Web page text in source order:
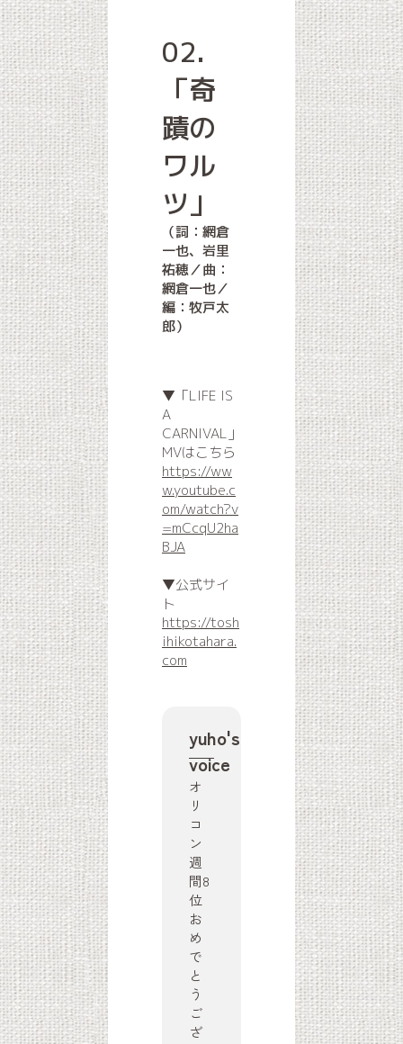
02.
「奇
蹟の
ワル
ツ」
（詞：網倉
一也、岩里
祐穂／曲：
網倉一也／
編：牧戸太
郎）
▼「LIFE IS
A
CARNIVAL」
MVはこちら
https://ww
w.youtube.c
om/watch?v
=mCcqU2ha
BJA
▼公式サイ
ト
https://tosh
ihikotahara.
com
yuho's
voice
オ
リ
コ
ン
週
間8
位
お
め
で
と
う
ご
ざ